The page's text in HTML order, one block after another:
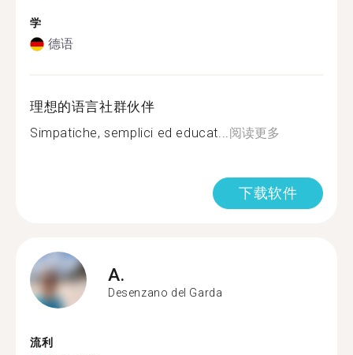
学
德语
理想的语言社群伙伴
Simpatiche, semplici ed educat...阅读更多
下载软件
A.
Desenzano del Garda
流利